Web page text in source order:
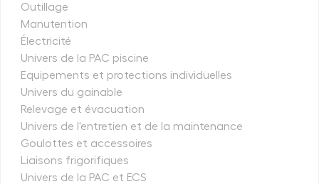
Outillage
Manutention
Électricité
Univers de la PAC piscine
Equipements et protections individuelles
Univers du gainable
Relevage et évacuation
Univers de l'entretien et de la maintenance
Goulottes et accessoires
Liaisons frigorifiques
Univers de la PAC et ECS